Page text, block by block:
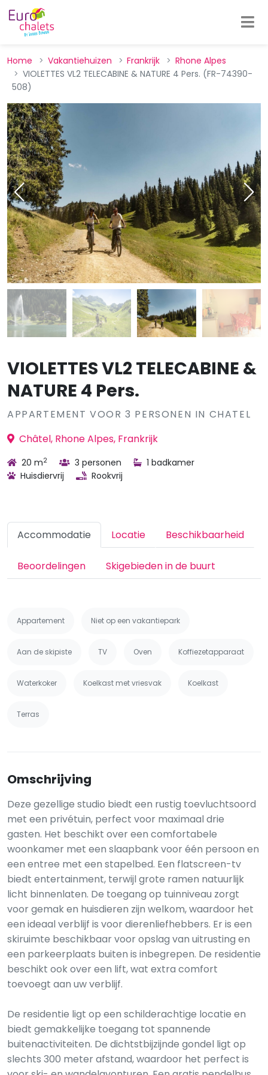
Home Vakantiehuizen Frankrijk
Rhone Alpes
VIOLETTES VL2 TELECABINE & NATURE 4 Pers. (FR-74390-
508)
VIOLETTES VL2 TELECABINE &
NATURE 4 Pers.
APPARTEMENT VOOR 3 PERSONEN IN CHATEL
Châtel, Rhone Alpes, Frankrijk
20 m2 3 personen
1 badkamer
Huisdiervrij
Rookvrij
Accommodatie Locatie Beschikbaarheid
Beoordelingen Skigebieden in de buurt
Appartement Niet op een vakantiepark
Aan de skipiste TV Oven Koffiezetapparaat
Waterkoker Koelkast met vriesvak Koelkast
Terras
Omschrijving
Deze gezellige studio biedt een rustig toevluchtsoord
met een privétuin, perfect voor maximaal drie
gasten. Het beschikt over een comfortabele
woonkamer met een slaapbank voor één persoon en
een entree met een stapelbed. Een flatscreen-tv
biedt entertainment, terwijl grote ramen natuurlijk
licht binnenlaten. De toegang op tuinniveau zorgt
voor gemak en huisdieren zijn welkom, waardoor het
een ideaal verblijf is voor dierenliefhebbers. Er is een
skiruimte beschikbaar voor opslag van uitrusting en
een parkeerplaats buiten is inbegrepen. De residentie
beschikt ook over een lift, wat extra comfort
toevoegt aan uw verblijf.
De residentie ligt op een schilderachtige locatie en
biedt gemakkelijke toegang tot spannende
buitenactiviteiten. De dichtstbijzijnde gondel ligt op
slechts 300 meter afstand, waardoor het perfect is